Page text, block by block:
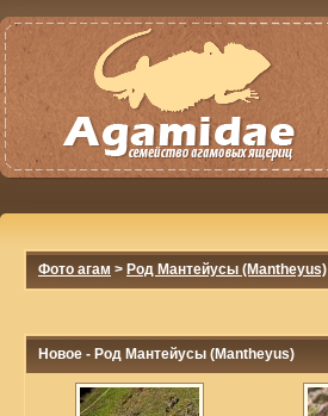
Фото агам > Род Мантейусы (Mantheyus)
Новое - Род Мантейусы (Mantheyus)